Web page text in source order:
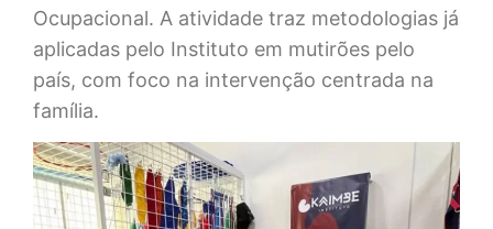
Ocupacional. A atividade traz metodologias já
aplicadas pelo Instituto em mutirões pelo
país, com foco na intervenção centrada na
família.